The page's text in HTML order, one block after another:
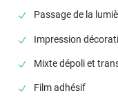
Passage de la
Impression
Mixte dépoli et
Film adhésif